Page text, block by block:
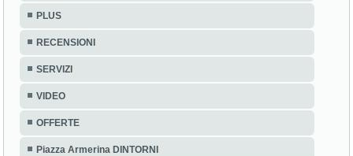
PLUS
RECENSIONI
SERVIZI
VIDEO
OFFERTE
Piazza Armerina DINTORNI